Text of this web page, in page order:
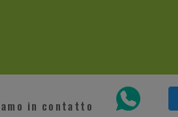
in contatto